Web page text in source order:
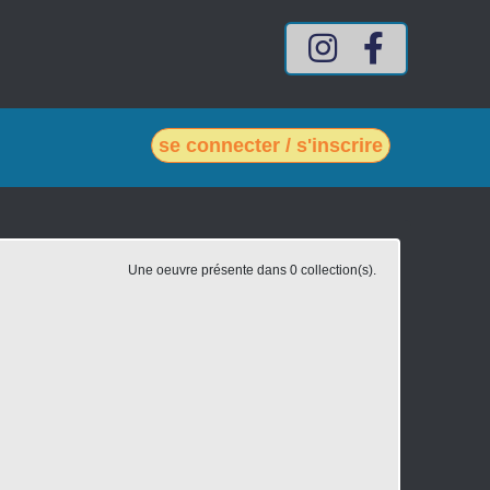
Compte Intagram mes-
se connecter / s'inscrire
Une oeuvre présente dans 0 collection(s).